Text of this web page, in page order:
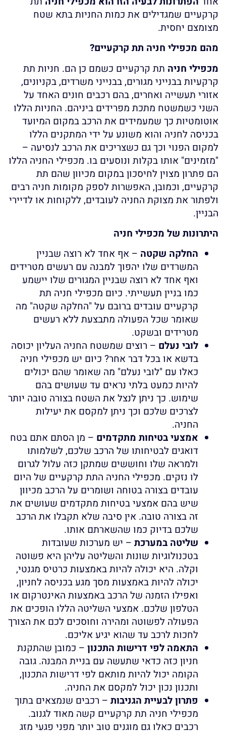
קרקעיים שמגדילים את כמות החניות בתא שטח
מצומצם יחסית.
מהם מכפילי חניה תת קרקעיים?
מכפילי חניה תת קרקעיים כשמם כן הם. חניות תת
קרקעיות בבנייני מגורים, בבנייני משרדים, בקניונים,
אזורי תעשייה ואחרים, בהם רכבים חונים האחד על
השני כשמשטח מתכת מפרידים ביניהם. החניות הללו
אוטומטיות כך שמעמידים את הרכב במקום המיועד
בכניסה לחניה והוא משונע על ידי המתקנים הללו
למקום הפנוי וכך גם כשצריכים את הרכב לנסיעה –
"מזמינים" אותו בקלות ונוסעים בו. מכפילי החניה הללו
הם פתרון מצוין לחיסכון במקום מכיוון שהם תת
קרקעיים, וכמובן, האפשרות לספק מקומות חניה רבים
ולפתור את מצוקת החניה לעובדים, ללקוחות או לדיירי
הבניין.
היתרונות של מכפילי חניה
החלקה שקטה – אף אחד לא רוצה שבניין
המשרדים שלו יהפוך למבנה עם רעשים מטרידים
ואף אחד לא רוצה שבניין המגורים שלו יישמע
כמו בניין תעשייתי. כיום מכפילי חניה תת
קרקעיים עובדים ברובם על "החלקה שקטה" מה
שאומר שכל הפעולה מתבצעת ללא רעשים
מטרידים ובשקט.
לובי נעלם – רוצים שמשטח החניה העליון יכוסה
בדשא או בכל דבר אחר? כיום יש מכפילי חניה
כאלו עם "לובי נעלם" מה שאומר שהם יכולים
להיות כמעט בלתי נראים עד שעושים בהם
שימוש. כך ניתן לנצל את השטח בצורה טובה יותר
לצרכים שלכם וכך ניתן למקסם את יעילות
החניה.
אמצעי בטיחות מתקדמים – מן הסתם אתם בטח
דואגים לבטיחותו של הרכב שלכם, לשלמותו
ולמראה שלו וחוששים שמתקן כזה עלול לגרום
לו נזקים. מכפילי החניה התת קרקעיים של היום
עובדים בצורה בטוחה ושומרים על הרכב מכיוון
שיש בהם אמצעי בטיחות מתקדמים שעושים את
זה בצורה טובה. אין סיבה שלא תקבלו את הרכב
שלכם בדיוק כמו שהשארתם אותו.
שליטה במערכת – יש מערכות שעובדות
בטכנולוגיות שונות והשליטה עליהן היא פשוטה
וקלה. היא יכולה להיות באמצעות כרטיס מגנטי,
יכולה להיות באמצעות מסך מגע בכניסה לחניון,
ואפילו הזמנה של הרכב באמצעות האינטרקום או
הטלפון שלכם. אמצעי השליטה הללו הופכים את
הפעולה לפשוטה ומהירה וחוסכים לכם את הצורך
לחכות לרכב עד שהוא יגיע אליכם.
התאמה לפי דרישות התכנון – כמובן שהתקנת
חניון כזה כדאי שתעשה עם בניית המבנה. גובה
הקומה יכול להיות מותאם לפי דרישות התכנון,
ותכנון נכון יכול למקסם את החניה.
פתרון לבעיית הגניבות – רכבים שנמצאים בתוך
מכפילי חניה תת קרקעיים קשה מאוד לגנוב.
רכבים כאלו גם מוגנים טוב יותר מפני פגעי מזג